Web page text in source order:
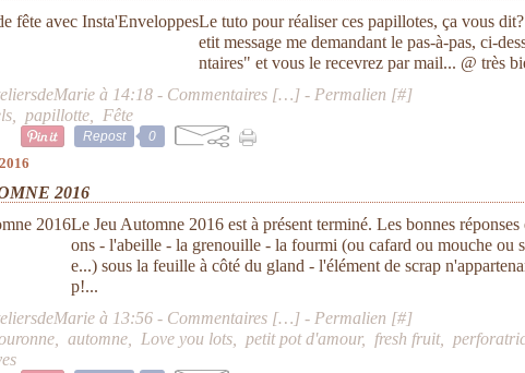
Le tuto pour réaliser ces papillotes, ça vous
etit message me demandant le pas-à-pas, ci-
ntaires" et vous le recevrez par mail... @ très
à 14:18 - Commentaires […] - Permalien [#]
papillotte Fête
Repost 0
2016
Le Jeu Automne 2016 est à présent terminé. Les bonnes réponses
ons - l'abeille - la grenouille - la fourmi (ou cafard ou mouche ou
e...) sous la feuille à côté du gland - l'élément de scrap
p!...
à 13:56 - Commentaires […] - Permalien [#]
,automne Love you lots petit pot d'amour, fresh fruit,